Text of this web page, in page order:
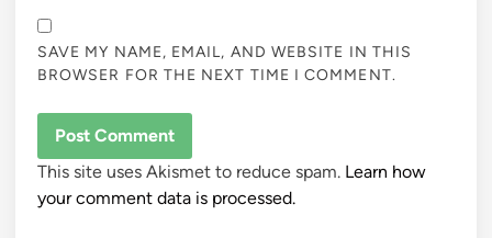
SAVE MY NAME, EMAIL, AND WEBSITE IN THIS
BROWSER FOR THE NEXT TIME I COMMENT.
This site uses Akismet to reduce spam. Learn how
your comment data is processed.